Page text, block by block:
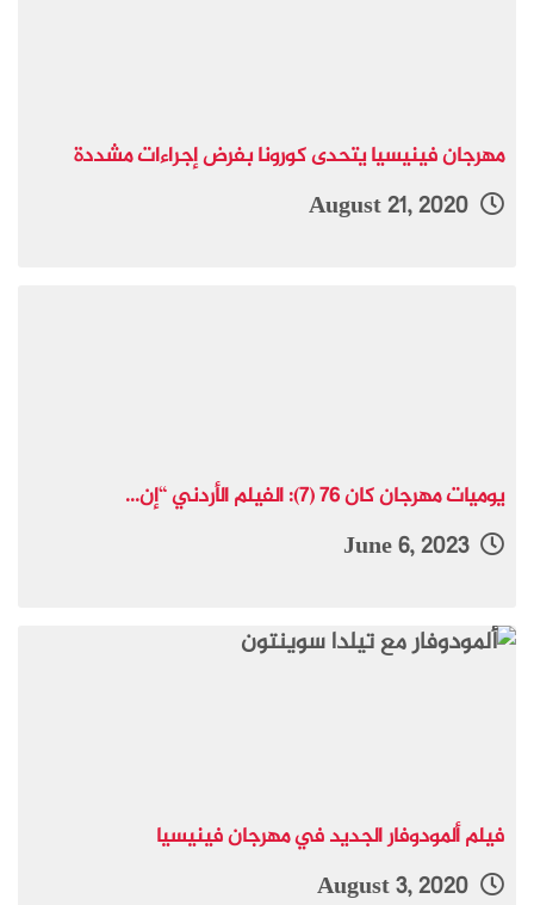
مهرجان فينيسيا يتحدى كورونا بفرض إجراءات مشددة
يوميات مهرجان كان 76 (7): الفيلم الأردني “إن...
June 6, 2023
فيلم ألمودوفار الجديد في مهرجان فينيسيا